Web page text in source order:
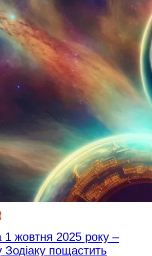
1 жовтня 2025 року –
Зодіаку пощастить